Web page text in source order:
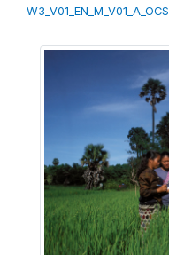
W3_V01_EN_M_V01_A_OCS